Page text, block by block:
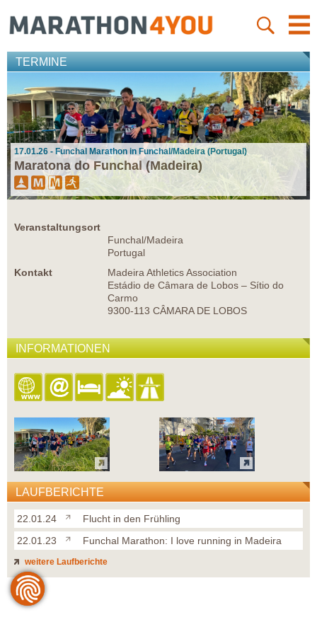
TERMINE
17.01.26 - Funchal Marathon in Funchal/Madeira (Portugal)
Maratona do Funchal (Madeira)
Veranstaltungsort
Funchal/Madeira
Portugal
Kontakt
Madeira Athletics Association
Estádio de Câmara de Lobos – Sítio do
Carmo
9300-113 CÂMARA DE LOBOS
INFORMATIONEN
LAUFBERICHTE
22.01.24
Flucht in den Frühling
22.01.23
Funchal Marathon: I love running in Madeira
weitere Laufberichte